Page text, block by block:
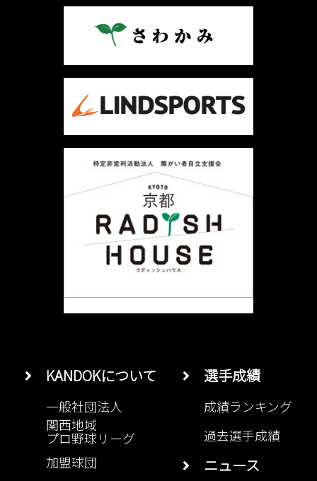
KANDOKについて
一般社団法人
関西地域
プロ野球リーグ
加盟球団
選手成績
成績ランキング
過去選手成績
ニュース